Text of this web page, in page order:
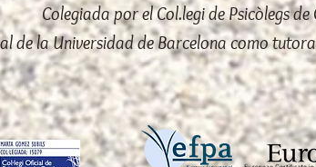
Colegiada por el Col.legi de Psicòlegs
de la Universidad de Barcelona como